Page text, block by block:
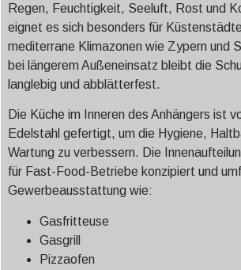
Regen, Feuchtigkeit, Seeluft, Rost und
eignet es sich besonders für
mediterrane Klimazonen wie Zypern und
bei längerem Außeneinsatz bleibt die
langlebig und abblätterfest.
Die Küche im Inneren des Anhängers ist
Edelstahl gefertigt, um die Hygiene,
Wartung zu verbessern. Die
für Fast-Food-Betriebe konzipiert und
Gewerbeausstattung wie:
Gasfritteuse
Gasgrill
Pizzaofen